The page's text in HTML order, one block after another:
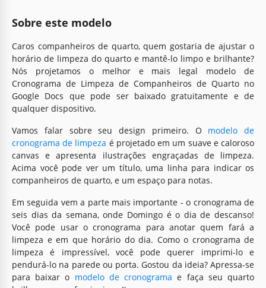
Sobre este modelo
Caros companheiros de quarto, quem gostaria de ajustar o
horário de limpeza do quarto e mantê-lo limpo e brilhante?
Nós projetamos o melhor e mais legal modelo de
Cronograma de Limpeza de Companheiros de Quarto no
Google Docs que pode ser baixado gratuitamente e de
qualquer dispositivo.
Vamos falar sobre seu design primeiro. O modelo de
cronograma de limpeza é projetado em um suave e caloroso
canvas e apresenta ilustrações engraçadas de limpeza.
Acima você pode ver um título, uma linha para indicar os
companheiros de quarto, e um espaço para notas.
Em seguida vem a parte mais importante - o cronograma de
seis dias da semana, onde Domingo é o dia de descanso!
Você pode usar o cronograma para anotar quem fará a
limpeza e em que horário do dia. Como o cronograma de
limpeza é impressível, você pode querer imprimi-lo e
pendurá-lo na parede ou porta. Gostou da ideia? Apressa-se
para baixar o modelo de cronograma e faça seu quarto